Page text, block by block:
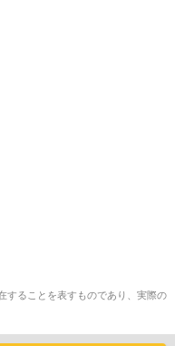
することを表すものであり、実際の